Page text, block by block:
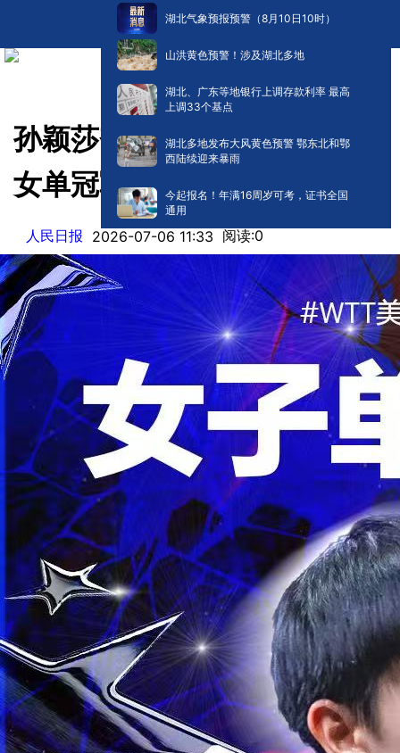
湖北气象预报预警（8月10日10时）
山洪黄色预警！涉及湖北多地
湖北、广东等地银行上调存款利率 最高
上调33个基点
湖北多地发布大风黄色预警 鄂东北和鄂
西陆续迎来暴雨
今起报名！年满16周岁可考，证书全国
通用
孙颖莎夺得WTT美国大满贯
女单冠军
人民日报 2026-07-06 11:33 阅读:0